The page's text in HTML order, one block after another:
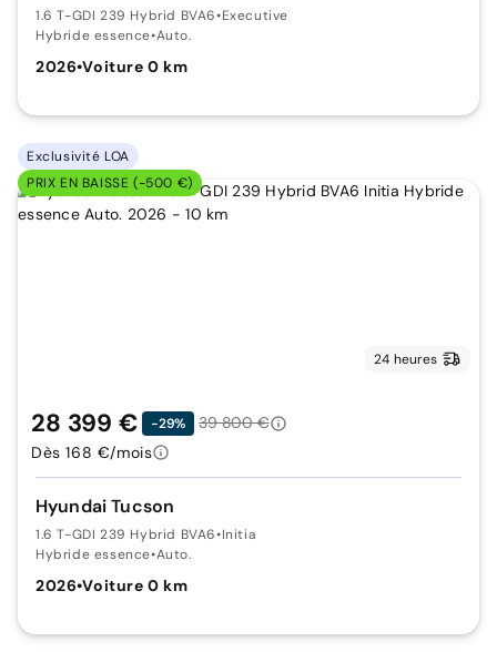
1.6 T-GDI 239 Hybrid BVA6•Executive
Hybride essence•Auto.
2026•Voiture 0 km
Exclusivité LOA
PRIX EN BAISSE (-500 €)
24 heures
Hyundai Tucson
1.6 T-GDI 239 Hybrid BVA6•Initia
Hybride essence•Auto.
2026•Voiture 0 km
28 399 € -29%
39 800 €
Dès 168 €/mois